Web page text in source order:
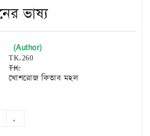
ভাষ্য
(Author)
TK.260
TK.
খোশরোজ কিতাব মহল